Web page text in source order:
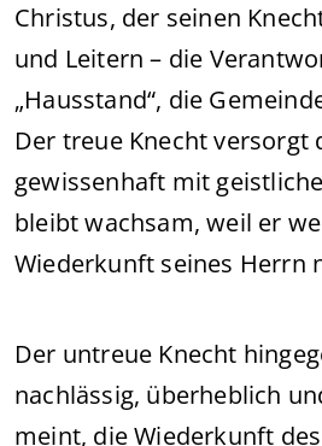
Christus, der seinen
und Leitern – die
„Hausstand“, die
Der treue Knecht versorgt
gewissenhaft mit
bleibt wachsam, weil er
Wiederkunft seines Herrn
Der untreue Knecht
nachlässig, überheblich
meint, die Wiederkunft